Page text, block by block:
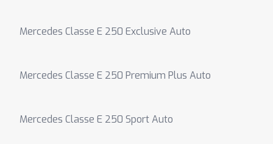
Mercedes Classe E 250 Exclusive Auto
Mercedes Classe E 250 Premium Plus Auto
Mercedes Classe E 250 Sport Auto